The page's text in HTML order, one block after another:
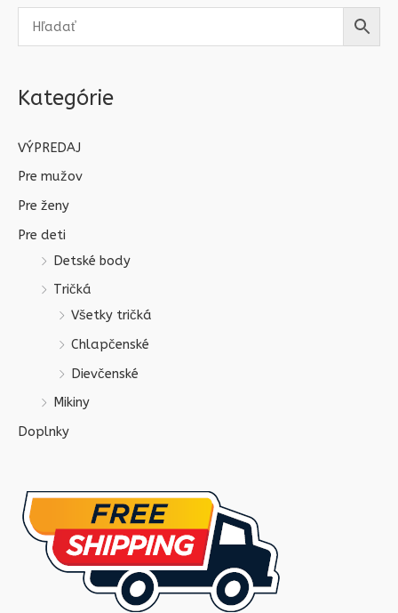
Kategórie
VÝPREDAJ
Pre mužov
Pre ženy
Pre deti
Detské body
Tričká
Všetky tričká
Chlapčenské
Dievčenské
Mikiny
Doplnky